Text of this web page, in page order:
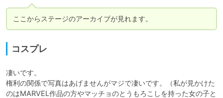
ここからステージのアーカイブが見れます。
コスプレ
凄いです。
権利の関係で写真はあげませんがマジで凄いです。（私が見かけた
のはMARVEL作品の方やマッチョのとうもろこしを持った女の子と